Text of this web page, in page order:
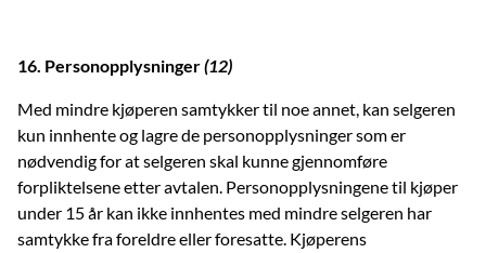
16. Personopplysninger(12)
Med mindre kjøperen samtykker til noe annet, kan selgeren
kun innhente og lagre de personopplysninger som er
nødvendig for at selgeren skal kunne gjennomføre
forpliktelsene etter avtalen. Personopplysningene til kjøper
under 15 år kan ikke innhentes med mindre selgeren har
samtykke fra foreldre eller foresatte. Kjøperens